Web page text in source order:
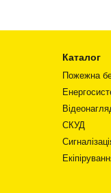
Каталог
Пожежна
СКУД